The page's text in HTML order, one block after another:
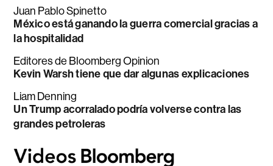
Juan Pablo Spinetto
México está ganando la guerra comercial gracias a
la hospitalidad
Editores de Bloomberg Opinion
Kevin Warsh tiene que dar algunas explicaciones
Liam Denning
Un Trump acorralado podría volverse contra las
grandes petroleras